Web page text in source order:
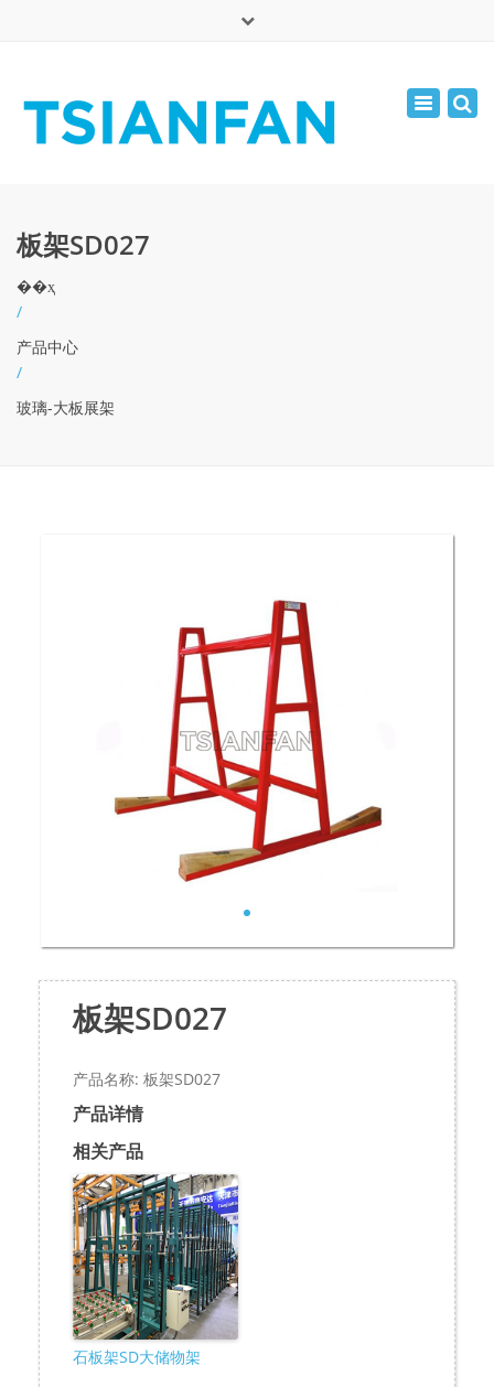
周一 - 周六: 7:00 - 17:00
Toggle
板架SD027
��ҳ
/
产品中心
/
玻璃-大板展架
板架SD027
产品名称: 板架SD027
产品详情
相关产品
石板架SD大储物架